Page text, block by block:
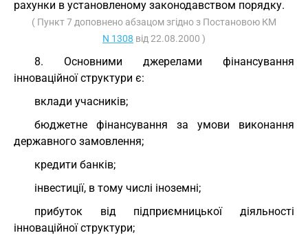
рахунки в установленому законодавством порядку.
( Пункт 7 доповнено абзацом згідно з Постановою КМ
N 1308 від 22.08.2000 )
8. Основними джерелами фінансування
інноваційної структури є:
вклади учасників;
бюджетне фінансування за умови виконання
державного замовлення;
кредити банків;
інвестиції, в тому числі іноземні;
прибуток від підприємницької діяльності
інноваційної структури;